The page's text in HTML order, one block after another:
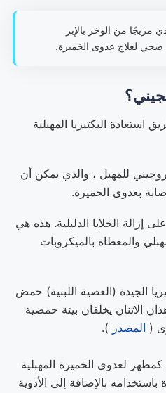
مزيجًا من الوخز بالإبر
صحي لعلاج عدوى الخميرة.
البكتيريا المهبلية
للمهبل ، والذي يمكن أن
بعدوى الخميرة.
إزالة الخلايا الدليلية. هذه هي
والمغطاة بالميكروبات
الجيدة (العصية اللبنية) حمض
الاثنان يخلقان بيئة حمضية
( المصدر ).
كمطهر لعدوى الخميرة المهبلية
بالإضافة إلى الأدوية